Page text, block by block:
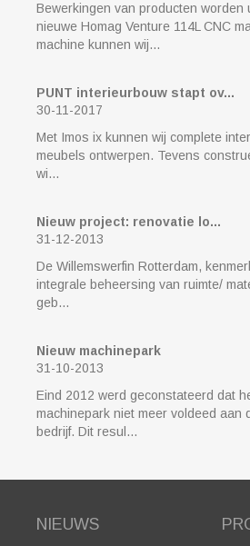
Bewerkingen van producten worden
nieuwe Homag Venture 114L CNC
machine kunnen wij...
PUNT interieurbouw stapt ov...
30-11-2017
Met Imos ix kunnen wij complete
meubels ontwerpen. Tevens
wi...
Nieuw project: renovatie lo...
31-12-2013
De Willemswerfin Rotterdam,
integrale beheersing van ruimte/
geb...
Nieuw machinepark
31-10-2013
Eind 2012 werd geconstateerd dat
machinepark niet meer voldeed aan
bedrijf. Dit resul...
NIEUWS